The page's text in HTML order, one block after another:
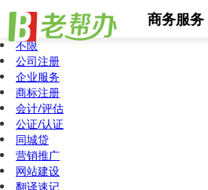
商务服务
不限
公司注册
企业服务
商标注册
会计/评估
公证/认证
同城贷
营销推广
网站建设
翻译速记